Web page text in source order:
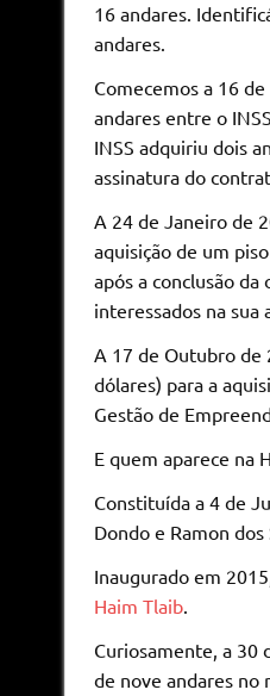
16 andares.
andares.
Comecemos a 16
andares entre o
INSS adquiriu dois
assinatura do
A 24 de Janeiro de
aquisição de um
após a conclusão
interessados na sua
A 17 de Outubro de
dólares) para a
Gestão de
E quem aparece na
Constituída a 4 de
Dondo e Ramon
Inaugurado em
Haim Tlaib.
Curiosamente, a 30
de nove andares no